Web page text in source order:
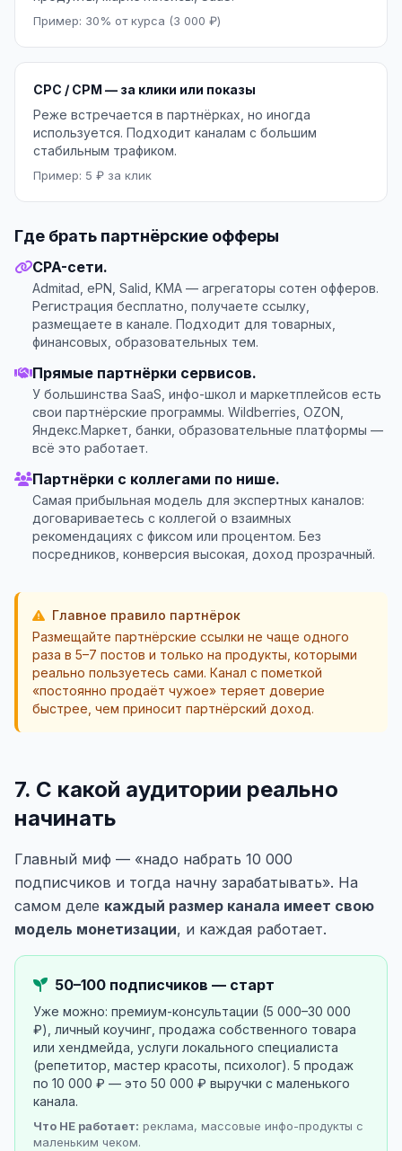
Пример: 30% от курса (3 000 ₽)
CPC / CPM — за клики или показы
Реже встречается в партнёрках, но иногда
используется. Подходит каналам с большим
стабильным трафиком.
Пример: 5 ₽ за клик
Где брать партнёрские офферы
CPA-сети.
Admitad, ePN, Salid, KMA — агрегаторы сотен офферов.
Регистрация бесплатно, получаете ссылку,
размещаете в канале. Подходит для товарных,
финансовых, образовательных тем.
Прямые партнёрки сервисов.
У большинства SaaS, инфо-школ и маркетплейсов есть
свои партнёрские программы. Wildberries, OZON,
Яндекс.Маркет, банки, образовательные платформы —
всё это работает.
Партнёрки с коллегами по нише.
Самая прибыльная модель для экспертных каналов:
договариваетесь с коллегой о взаимных
рекомендациях с фиксом или процентом. Без
посредников, конверсия высокая, доход прозрачный.
Главное правило партнёрок
Размещайте партнёрские ссылки не чаще одного
раза в 5–7 постов и только на продукты, которыми
реально пользуетесь сами. Канал с пометкой
«постоянно продаёт чужое» теряет доверие
быстрее, чем приносит партнёрский доход.
7. С какой аудитории реально
начинать
Главный миф — «надо набрать 10 000
подписчиков и тогда начну зарабатывать». На
самом деле каждый размер канала имеет свою
модель монетизации, и каждая работает.
50–100 подписчиков — старт
Уже можно: премиум-консультации (5 000–30 000
₽), личный коучинг, продажа собственного товара
или хендмейда, услуги локального специалиста
(репетитор, мастер красоты, психолог). 5 продаж
по 10 000 ₽ — это 50 000 ₽ выручки с маленького
канала.
Что НЕ работает: реклама, массовые инфо-продукты с
маленьким чеком.